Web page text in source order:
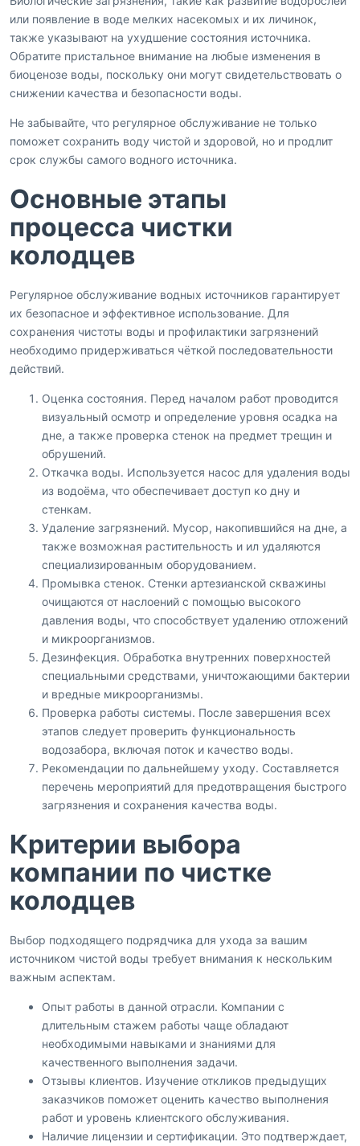
или появление в воде мелких насекомых и их личинок,
также указывают на ухудшение состояния источника.
Обратите пристальное внимание на любые изменения в
биоценозе воды, поскольку они могут свидетельствовать о
снижении качества и безопасности воды.
Не забывайте, что регулярное обслуживание не только
поможет сохранить воду чистой и здоровой, но и продлит
срок службы самого водного источника.
Основные этапы
процесса чистки
колодцев
Регулярное обслуживание водных источников гарантирует
их безопасное и эффективное использование. Для
сохранения чистоты воды и профилактики загрязнений
необходимо придерживаться чёткой последовательности
действий.
Оценка состояния. Перед началом работ проводится
визуальный осмотр и определение уровня осадка на
дне, а также проверка стенок на предмет трещин и
обрушений.
Откачка воды. Используется насос для удаления воды
из водоёма, что обеспечивает доступ ко дну и
стенкам.
Удаление загрязнений. Мусор, накопившийся на дне, а
также возможная растительность и ил удаляются
специализированным оборудованием.
Промывка стенок. Стенки артезианской скважины
очищаются от наслоений с помощью высокого
давления воды, что способствует удалению отложений
и микроорганизмов.
Дезинфекция. Обработка внутренних поверхностей
специальными средствами, уничтожающими бактерии
и вредные микроорганизмы.
Проверка работы системы. После завершения всех
этапов следует проверить функциональность
водозабора, включая поток и качество воды.
Рекомендации по дальнейшему уходу. Составляется
перечень мероприятий для предотвращения быстрого
загрязнения и сохранения качества воды.
Критерии выбора
компании по чистке
колодцев
Выбор подходящего подрядчика для ухода за вашим
источником чистой воды требует внимания к нескольким
важным аспектам.
Опыт работы в данной отрасли. Компании с
длительным стажем работы чаще обладают
необходимыми навыками и знаниями для
качественного выполнения задачи.
Отзывы клиентов. Изучение откликов предыдущих
заказчиков поможет оценить качество выполнения
работ и уровень клиентского обслуживания.
Наличие лицензии и сертификации. Это подтверждает,